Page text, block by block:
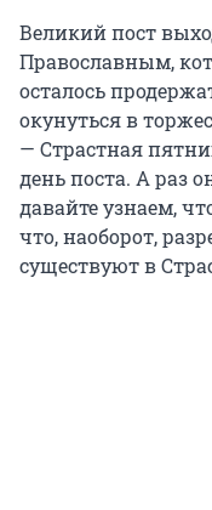
Великий пост
Православным,
осталось
окунуться в
— Страстная
день поста. А раз
давайте узнаем,
что, наоборот,
существуют в